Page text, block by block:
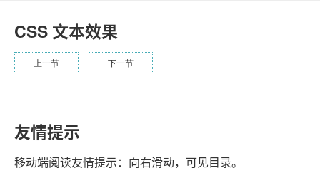
CSS 文本效果
上一节 下一节
友情提示
移动端阅读友情提示：向右滑动，可见目录。